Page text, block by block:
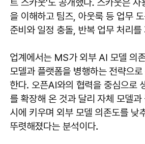
을 이해하고 팀즈, 아웃룩 등 업무
준비와 일정 충돌, 반복 업무 처리를
업계에서는 MS가 외부 AI 모델 의
모델과 플랫폼을 병행하는 전략으
한다. 오픈AI와의 협력을 중심으로
를 확장해 온 것과 달리 자체 모델
시에 키우며 외부 모델 의존도를 낮
뚜렷해졌다는 분석이다.